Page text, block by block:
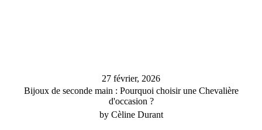
27 février, 2026
Bijoux de seconde main : Pourquoi choisir une Chevalière
d'occasion ?
by Cèline Durant